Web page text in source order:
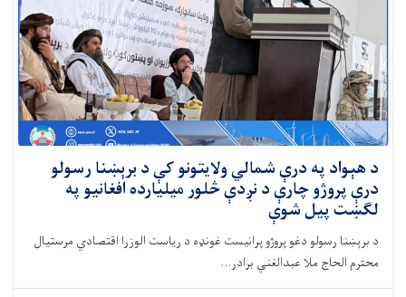
د هېواد په درې شمالي ولایتونو کې د برېښنا رسولو
درې پروژو چارې د نږدې څلور میلیارده افغانیو په
لګښت پیل شوې
د برېښنا رسولو دغو پروژو پرانیست غونډه د ریاست الوزرا اقتصادي مرستیال
محترم الحاج ملا عبدالغني برادر...